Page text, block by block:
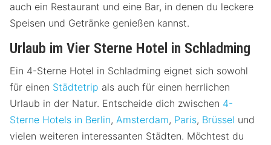
auch ein Restaurant und eine Bar, in denen du leckere
Speisen und Getränke genießen kannst.
Urlaub im Vier Sterne Hotel in Schladming
Ein 4-Sterne Hotel in Schladming eignet sich sowohl
für einen Städtetrip als auch für einen herrlichen
Urlaub in der Natur. Entscheide dich zwischen 4-
Sterne Hotels in Berlin, Amsterdam, Paris, Brüssel und
vielen weiteren interessanten Städten. Möchtest du